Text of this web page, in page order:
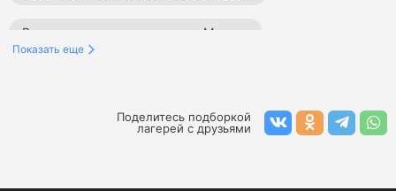
Весенние языковые лагеря в Москве
Весенние образовательные лагеря в Москве
Показать еще
Поделитесь подборкой
лагерей с друзьями